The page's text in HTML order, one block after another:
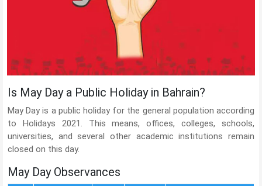
Is May Day a Public Holiday in Bahrain?
May Day is a public holiday for the general population according
to Holidays 2021. This means, offices, colleges, schools,
universities, and several other academic institutions remain
closed on this day.
May Day Observances